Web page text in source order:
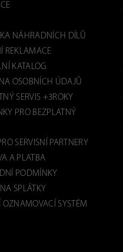
NÁHRADNÍCH DÍLŮ
REKLAMACE
KATALOG
OSOBNÍCH ÚDAJŮ
SERVIS +3ROKY
PRO BEZPLATNÝ
SERVISNÍ PARTNERY
A PLATBA
PODMÍNKY
SPLÁTKY
OZNAMOVACÍ SYSTÉM